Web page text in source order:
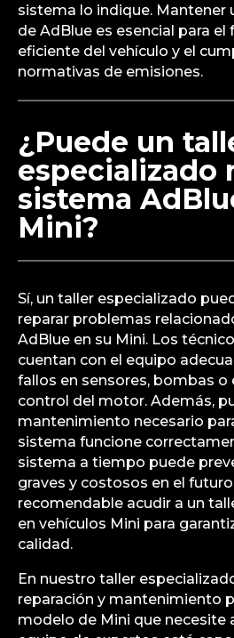
sistema lo indique. Mantener
de AdBlue es esencial para
eficiente del vehículo y el
normativas de emisiones.
¿Puede un
especializado
sistema
Mini?
Sí, un taller especializado
reparar problemas
AdBlue en su Mini. Los
cuentan con el equipo
fallos en sensores, bombas o
control del motor. Además,
mantenimiento necesario
sistema funcione
sistema a tiempo puede
graves y costosos en el
recomendable acudir a un
en vehículos Mini para
calidad.
En nuestro taller
reparación y mantenimiento
modelo de Mini que necesite